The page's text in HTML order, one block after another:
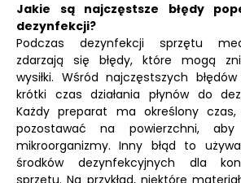
Jakie są najczęstsze błędy
dezynfekcji?
Podczas dezynfekcji sprzętu
zdarzają się błędy, które mogą
wysiłki. Wśród najczęstszych
krótki czas działania płynów do
Każdy preparat ma określony
pozostawać na powierzchni,
mikroorganizmy. Inny błąd to
środków dezynfekcyjnych dla
sprzętu. Na przykład, niektóre